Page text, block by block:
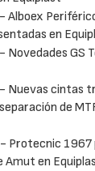
- Alboex
en
- Novedades GS
- Nuevas cintas
de
- Protecnic 1967
Amut en